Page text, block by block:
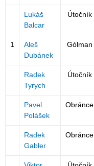
Lukáš
Balcar
Útočník
1
Aleš
Dubánek
Gólman
Radek
Tyrych
Útočník
Pavel
Polášek
Obránce
Radek
Gabler
Obránce